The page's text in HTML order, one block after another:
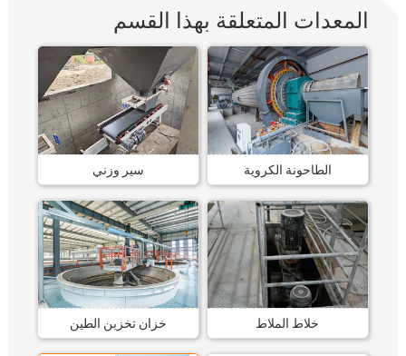
المعدات المتعلقة بهذا القسم
الطاحونة الكروية سير وزني
خلاط الملاط خزان تخزين الطين